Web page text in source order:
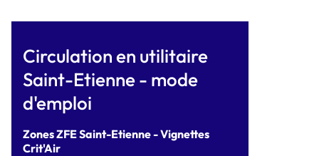
Circulation en utilitaire
Saint-Etienne - mode
d'emploi
Zones ZFE Saint-Etienne - Vignettes
Crit'Air